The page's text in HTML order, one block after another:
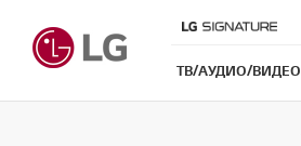
ТB/АУДИО/ВИДЕО